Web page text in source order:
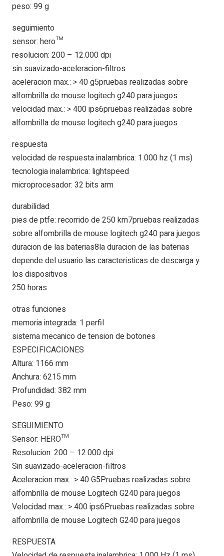
peso: 99 g
seguimiento
sensor: hero™
resolucion: 200 – 12.000 dpi
sin suavizado-aceleracion-filtros
aceleracion max.: > 40 g5pruebas realizadas sobre
alfombrilla de mouse logitech g240 para juegos
velocidad max.: > 400 ips6pruebas realizadas sobre
alfombrilla de mouse logitech g240 para juegos
respuesta
velocidad de respuesta inalambrica: 1.000 hz (1 ms)
tecnologia inalambrica: lightspeed
microprocesador: 32 bits arm
durabilidad
pies de ptfe: recorrido de 250 km7pruebas realizadas
sobre alfombrilla de mouse logitech g240 para juegos
duracion de las baterias8la duracion de las baterias
depende del usuario las caracteristicas de descarga y
los dispositivos
250 horas
otras funciones
memoria integrada: 1 perfil
sistema mecanico de tension de botones
ESPECIFICACIONES
Altura: 1166 mm
Anchura: 6215 mm
Profundidad: 382 mm
Peso: 99 g
SEGUIMIENTO
Sensor: HERO™
Resolucion: 200 – 12.000 dpi
Sin suavizado-aceleracion-filtros
Aceleracion max.: > 40 G5Pruebas realizadas sobre
alfombrilla de mouse Logitech G240 para juegos
Velocidad max.: > 400 ips6Pruebas realizadas sobre
alfombrilla de mouse Logitech G240 para juegos
RESPUESTA